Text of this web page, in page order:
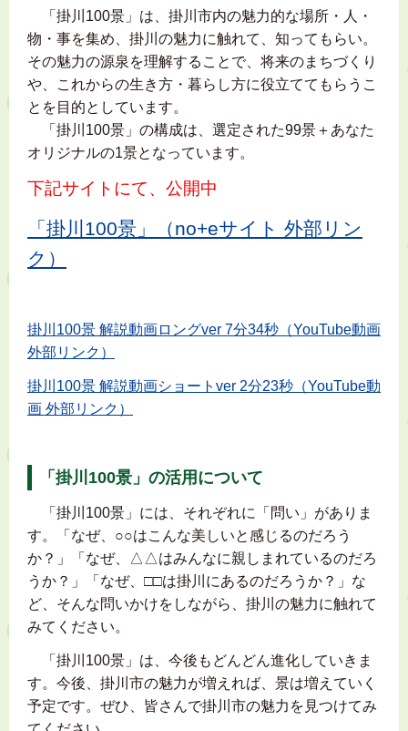
「掛川100景」は、掛川市内の魅力的な場所・人・
物・事を集め、掛川の魅力に触れて、知ってもらい。
その魅力の源泉を理解することで、将来のまちづくり
や、これからの生き方・暮らし方に役立ててもらうこ
とを目的としています。
「掛川100景」の構成は、選定された99景＋あなた
オリジナルの1景となっています。
下記サイトにて、公開中
「掛川100景」（no+eサイト 外部リン
ク）
掛川100景 解説動画ロングver 7分34秒（YouTube動画
外部リンク）
掛川100景 解説動画ショートver 2分23秒（YouTube動
画 外部リンク）
「掛川100景」の活用について
「掛川100景」には、それぞれに「問い」がありま
す。「なぜ、○○はこんな美しいと感じるのだろう
か？」「なぜ、△△はみんなに親しまれているのだろ
うか？」「なぜ、□□は掛川にあるのだろうか？」な
ど、そんな問いかけをしながら、掛川の魅力に触れて
みてください。
「掛川100景」は、今後もどんどん進化していきま
す。今後、掛川市の魅力が増えれば、景は増えていく
予定です。ぜひ、皆さんで掛川市の魅力を見つけてみ